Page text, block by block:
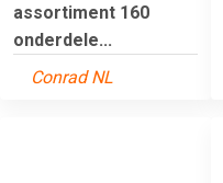
assortiment 160
onderdele...
Conrad NL